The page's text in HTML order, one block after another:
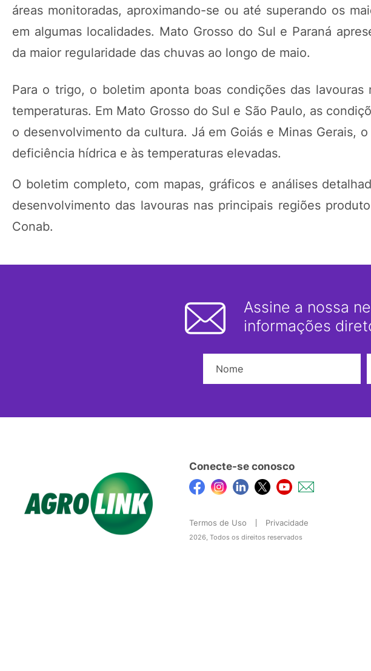
áreas monitoradas, aproximando-se ou até superando os
em algumas localidades. Mato Grosso do Sul e Paraná
da maior regularidade das chuvas ao longo de maio.
Para o trigo, o boletim aponta boas condições das lavouras
temperaturas. Em Mato Grosso do Sul e São Paulo, as
o desenvolvimento da cultura. Já em Goiás e Minas Gerais,
deficiência hídrica e às temperaturas elevadas.
O boletim completo, com mapas, gráficos e análises
desenvolvimento das lavouras nas principais regiões
Conab.
Assine a nossa
informações
Conecte-se conosco
Termos de Uso Privacidade
2026, Todos os direitos reservados